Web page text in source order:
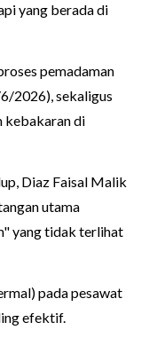
yang berada di
pemadaman
2026), sekaligus
kebakaran di
Diaz Faisal Malik
utama
yang tidak terlihat
pada pesawat
efektif.